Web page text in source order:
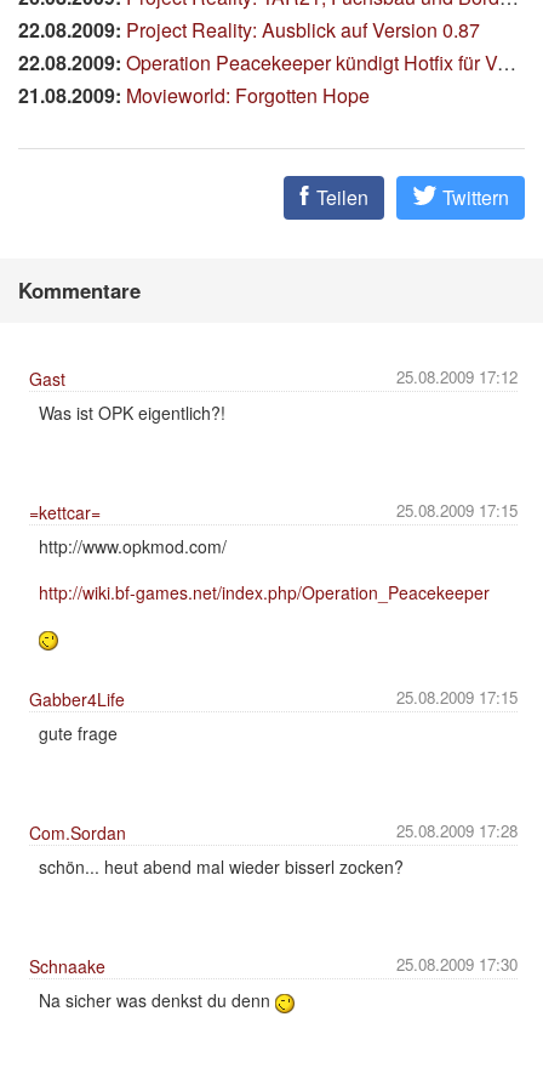
22.08.2009: Project Reality: Ausblick auf Version 0.87
22.08.2009: Operation Peacekeeper kündigt Hotfix für Version 0.3 an
21.08.2009: Movieworld: Forgotten Hope
Teilen Twittern
Kommentare
25.08.2009 17:12
Gast
Was ist OPK eigentlich?!
25.08.2009 17:15
=kettcar=
http://www.opkmod.com/
http://wiki.bf-games.net/index.php/Operation_Peacekeeper
25.08.2009 17:15
Gabber4Life
gute frage
25.08.2009 17:28
Com.Sordan
schön... heut abend mal wieder bisserl zocken?
25.08.2009 17:30
Schnaake
Na sicher was denkst du denn